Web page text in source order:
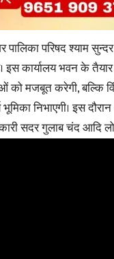
पालिका परिषद श्याम
इस कार्यालय भवन के
को मजबूत करेगी, बल्कि
निभाएगी। इस
सदर गुलाब चंद आदि